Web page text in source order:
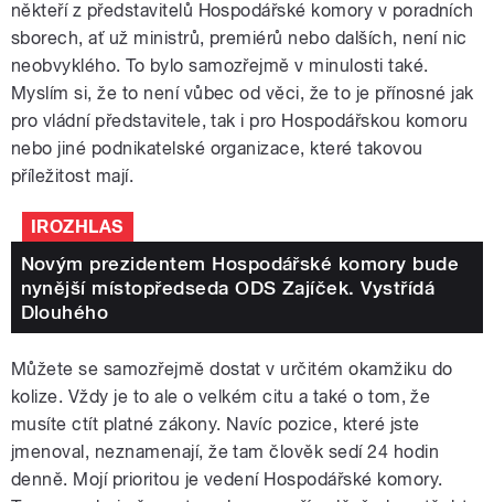
někteří z představitelů Hospodářské komory v poradních
sborech, ať už ministrů, premiérů nebo dalších, není nic
neobvyklého. To bylo samozřejmě v minulosti také.
Myslím si, že to není vůbec od věci, že to je přínosné jak
pro vládní představitele, tak i pro Hospodářskou komoru
nebo jiné podnikatelské organizace, které takovou
příležitost mají.
IROZHLAS
Novým prezidentem Hospodářské komory bude
nynější místopředseda ODS Zajíček. Vystřídá
Dlouhého
Můžete se samozřejmě dostat v určitém okamžiku do
kolize. Vždy je to ale o velkém citu a také o tom, že
musíte ctít platné zákony. Navíc pozice, které jste
jmenoval, neznamenají, že tam člověk sedí 24 hodin
denně. Mojí prioritou je vedení Hospodářské komory.